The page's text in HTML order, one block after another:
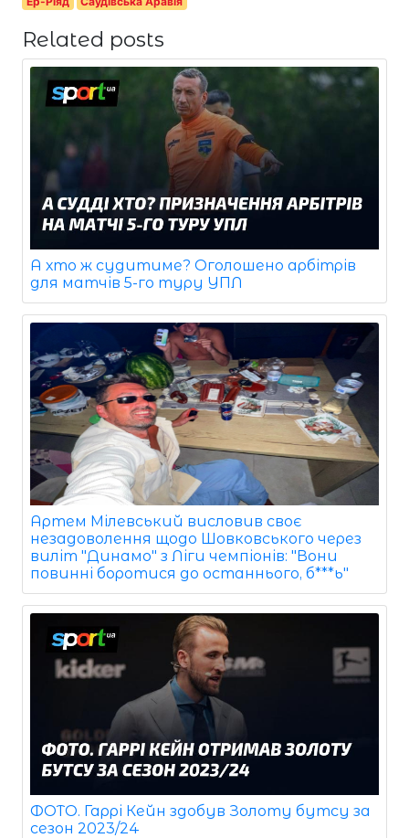
Related posts
А хто ж судитиме? Оголошено арбітрів
для матчів 5-го туру УПЛ
Артем Мілевський висловив своє
незадоволення щодо Шовковського через
виліт "Динамо" з Ліги чемпіонів: "Вони
повинні боротися до останнього, б***ь"
ФОТО. Гаррі Кейн здобув Золоту бутсу за
сезон 2023/24